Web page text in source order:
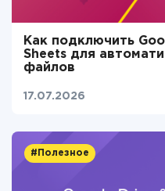
Как подключить
Sheets для
файлов
17.07.2026
#Полезное